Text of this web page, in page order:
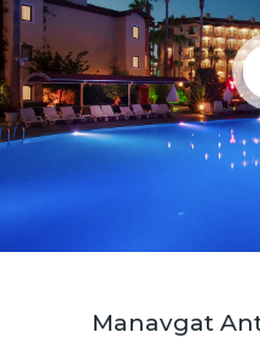
Manavgat